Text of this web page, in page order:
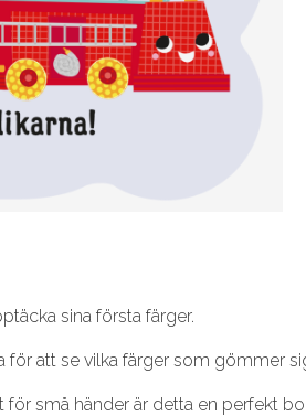
sina första färger.
att se vilka färger som gömmer
små händer är detta en perfekt